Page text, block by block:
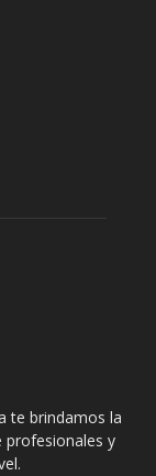
te brindamos la
y